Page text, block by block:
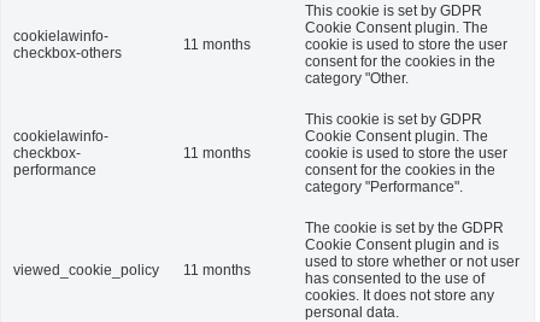
cookielawinfo-
checkbox-others
11 months
This cookie is set by GDPR
Cookie Consent plugin. The
cookie is used to store the user
consent for the cookies in the
category "Other.
cookielawinfo-
checkbox-
performance
11 months
This cookie is set by GDPR
Cookie Consent plugin. The
cookie is used to store the user
consent for the cookies in the
category "Performance".
viewed_cookie_policy 11 months
The cookie is set by the GDPR
Cookie Consent plugin and is
used to store whether or not user
has consented to the use of
cookies. It does not store any
personal data.